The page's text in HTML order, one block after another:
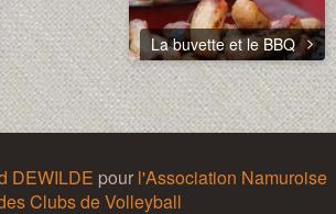
La buvette et le BBQ
DEWILDE pour l'Association Namuroise
Clubs de Volleyball